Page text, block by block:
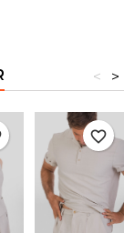
>
<
favorite_border